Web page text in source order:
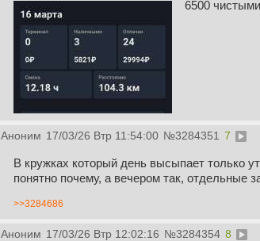
6500
Аноним 17/03/26 Втр 11:54:00 №3284351 7
В кружках который день высыпает только
понятно почему, а вечером так, отдельные
>>3284686
Аноним 17/03/26 Втр 12:02:16 №3284354 8